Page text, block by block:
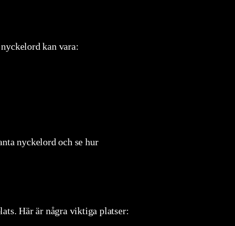
kan vara:
nyckelord och se hur
Här är några viktiga platser: